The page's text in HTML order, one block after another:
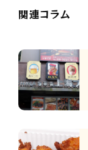
関連コラム